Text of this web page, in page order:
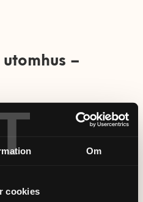
Om
cookies
–
kan funka till viss del är
5GHz svåra att skicka över
är därför oftast den
tillgång till trådlöst internet i
att installera ett Mesh-